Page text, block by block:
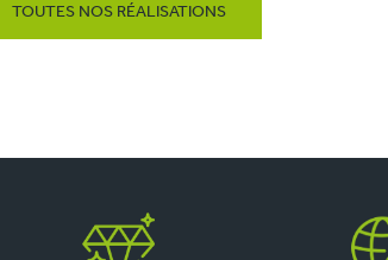
TOUTES NOS RÉALISATIONS